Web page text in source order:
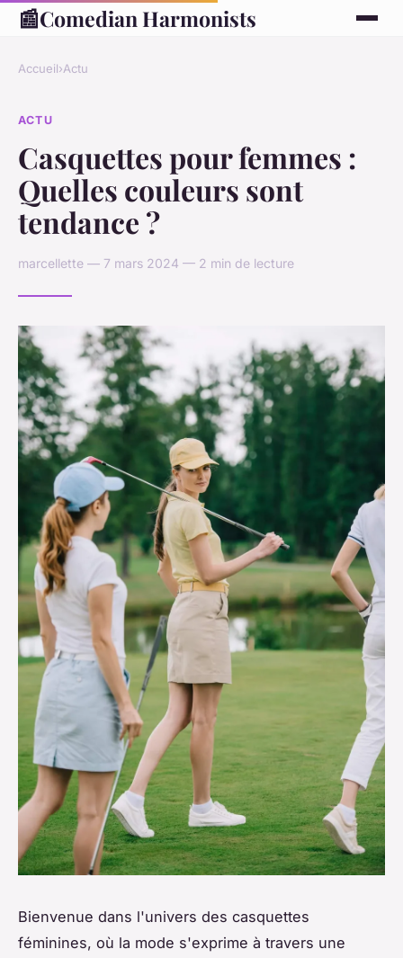
📰Comedian Harmonists
Accueil›Actu
ACTU
Casquettes pour femmes :
Quelles couleurs sont
tendance ?
marcellette — 7 mars 2024 — 2 min de lecture
Bienvenue dans l'univers des casquettes
féminines, où la mode s'exprime à travers une